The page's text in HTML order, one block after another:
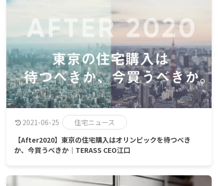
2021-06-25
住宅ニュース
【After2020】東京の住宅購入はオリンピックを待つべき
か、今買うべきか｜TERASS CEO江口